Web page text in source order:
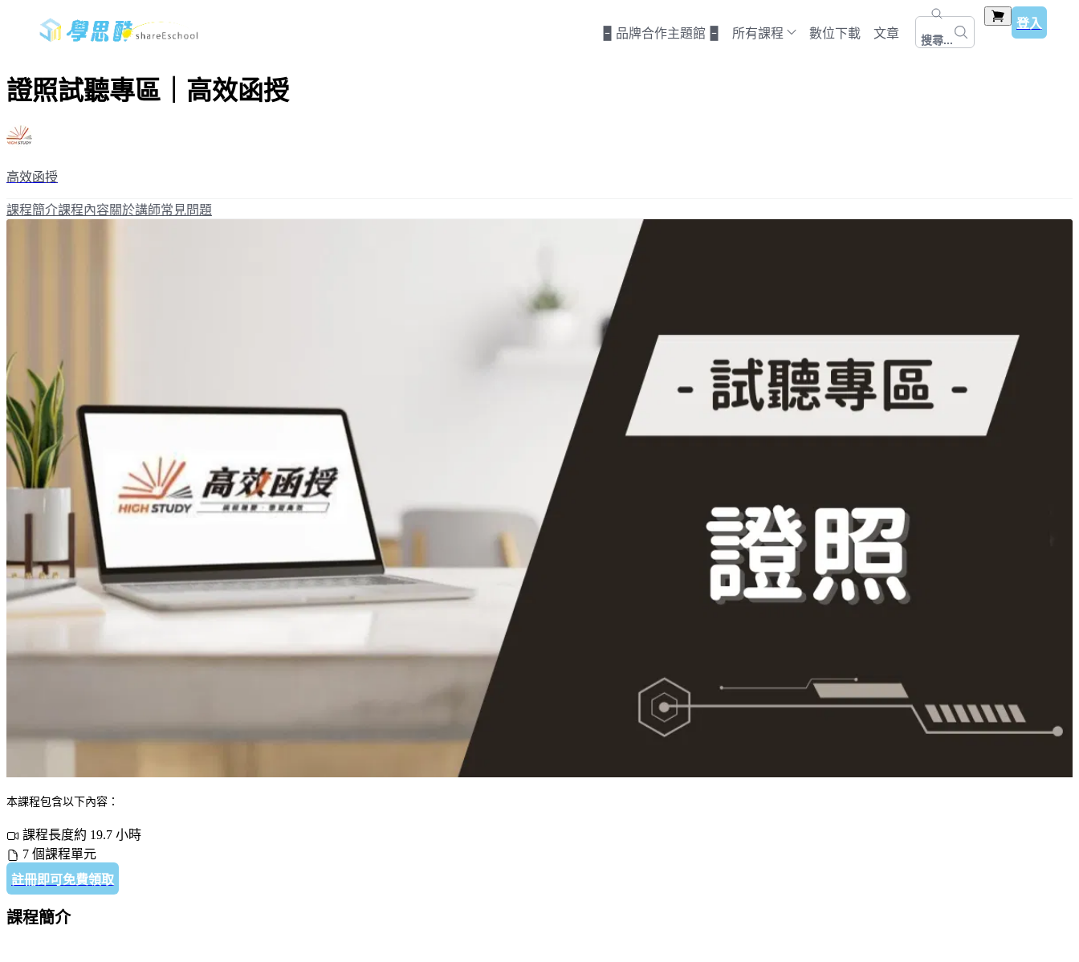
🁢 品牌合作主題館 🁢 所有課程 數位下載 文章 搜尋...
登入
證照試聽專區｜高效函授
高效函授
課程簡介課程內容關於講師常見問題
本課程包含以下內容：
課程長度約 19.7 小時
7 個課程單元
註冊即可免費領取
課程簡介